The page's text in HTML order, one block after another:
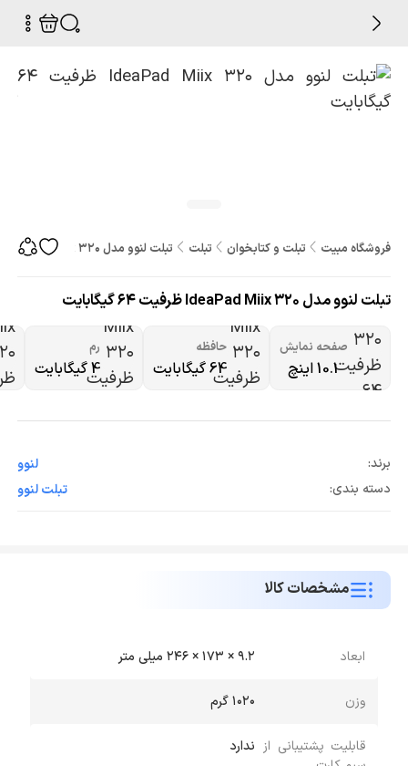
فروشگاه مبیت تبلت و کتابخوان تبلت تبلت لنوو مدل IdeaPad Miix 320 ظرفیت 64 گیگابایت
تبلت لنوو مدل IdeaPad Miix 320 ظرفیت 64 گیگابایت
صفحه نمایش
10.1 اینچ
حافظه
64 گیگابایت
رم
4 گیگابایت
برند:
لنوو
دسته بندی:
تبلت لنوو
مشخصات کالا
ابعاد 9.2 × 173 × 246 میلی متر
وزن 1020 گرم
قابلیت پشتیبانی از ندارد